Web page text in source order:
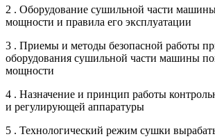
2 . Оборудование сушильной части
мощности и правила его эксплуатации
3 . Приемы и методы безопасной работы
оборудования сушильной части машины
мощности
4 . Назначение и принцип работы
и регулирующей аппаратуры
5 . Технологический режим сушки